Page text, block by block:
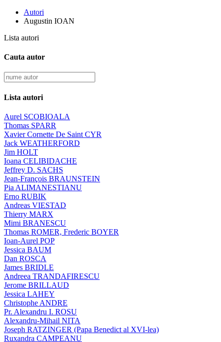
Autori
Augustin IOAN
Lista autori
Cauta autor
Lista autori
Aurel SCOBIOALA
Thomas SPARR
Xavier Cornette De Saint CYR
Jack WEATHERFORD
Jim HOLT
Ioana CELIBIDACHE
Jeffrey D. SACHS
Jean-François BRAUNSTEIN
Pia ALIMANESTIANU
Erno RUBIK
Andreas VIESTAD
Thierry MARX
Mimi BRANESCU
Thomas ROMER, Frederic BOYER
Ioan-Aurel POP
Jessica BAUM
Dan ROSCA
James BRIDLE
Andreea TRANDAFIRESCU
Jerome BRILLAUD
Jessica LAHEY
Christophe ANDRE
Pr. Alexandru I. ROSU
Alexandru-Mihail NITA
Joseph RATZINGER (Papa Benedict al XVI-lea)
Ruxandra CAMPEANU